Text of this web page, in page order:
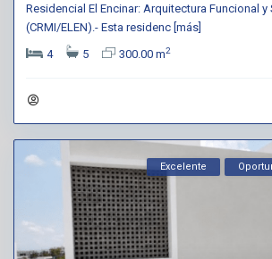
Residencial El Encinar: Arquitectura Funcional
(CRMI/ELEN).- Esta residenc [más]
4
5 300.00 m2
Excelente